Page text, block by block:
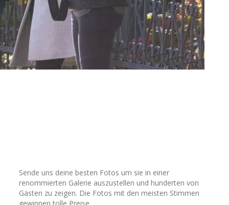
Sende uns deine besten Fotos um sie in einer
renommierten Galerie auszustellen und hunderten von
Gästen zu zeigen. Die Fotos mit den meisten Stimmen